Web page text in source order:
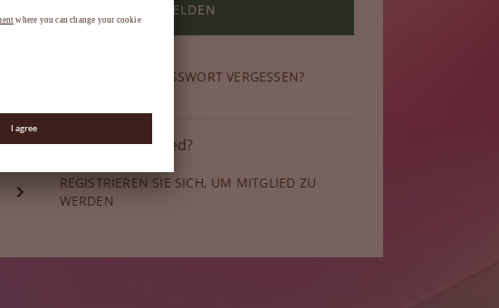
ANMELDEN
HABEN SIE IHR PASSWORT VERGESSEN?
Sie sind noch kein Mitglied?
REGISTRIEREN SIE SICH, UM MITGLIED ZU
WERDEN